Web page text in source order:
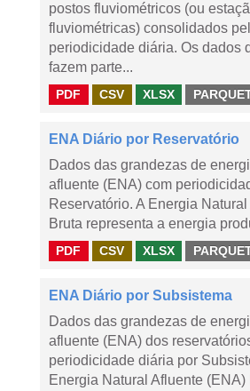
postos fluviométricos (ou
fluviométricas) consolidados
periodicidade diária. Os dados
fazem parte...
PDF CSV XLSX
ENA Diário por Reservatório
Dados das grandezas de
afluente (ENA) com
Reservatório. A Energia
Bruta representa a energia
PDF CSV XLSX
ENA Diário por Subsistema
Dados das grandezas de
afluente (ENA) dos
periodicidade diária por
Energia Natural Afluente (ENA)